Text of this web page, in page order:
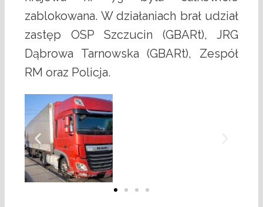
zablokowana. W działaniach brał udział
zastęp OSP Szczucin (GBARt), JRG
Dąbrowa Tarnowska (GBARt), Zespół
RM oraz Policja.